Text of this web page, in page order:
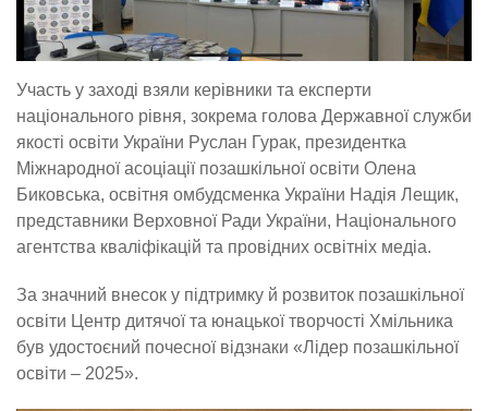
Участь у заході взяли керівники та експерти
національного рівня, зокрема голова Державної служби
якості освіти України Руслан Гурак, президентка
Міжнародної асоціації позашкільної освіти Олена
Биковська, освітня омбудсменка України Надія Лещик,
представники Верховної Ради України, Національного
агентства кваліфікацій та провідних освітніх медіа.
За значний внесок у підтримку й розвиток позашкільної
освіти Центр дитячої та юнацької творчості Хмільника
був удостоєний почесної відзнаки «Лідер позашкільної
освіти – 2025».